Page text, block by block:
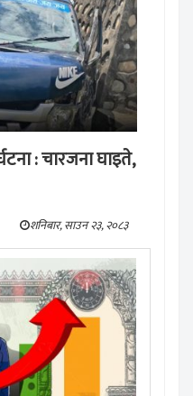
: चारजना घाइते,
शनिबार, साउन २३, २०८३